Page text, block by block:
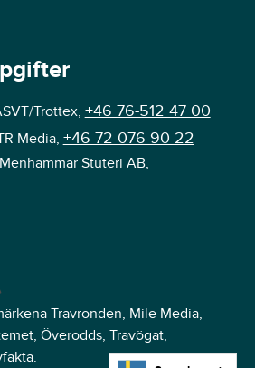
Trottex, +46 76-512 47 00
Media, +46 72 076 90 22
Stuteri AB,
Travronden, Mile Media,
Överodds, Travögat,